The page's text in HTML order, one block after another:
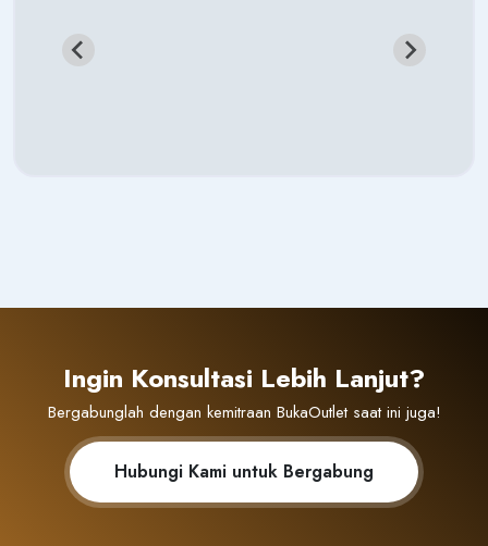
Ingin Konsultasi Lebih Lanjut?
Bergabunglah dengan kemitraan BukaOutlet saat ini juga!
Hubungi Kami untuk Bergabung